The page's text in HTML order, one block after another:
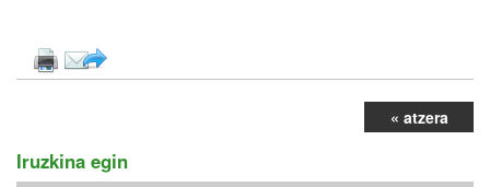
« atzera
Iruzkina egin